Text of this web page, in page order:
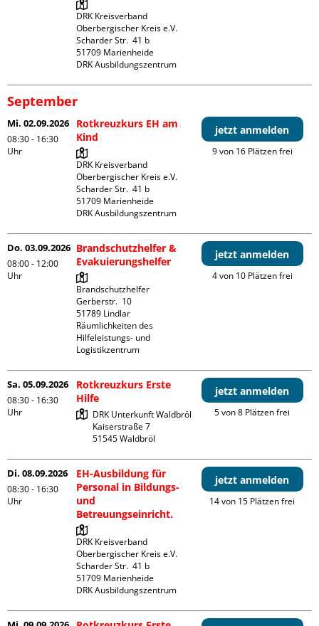
DRK Kreisverband
Oberbergischer Kreis e.V.
Scharder Str.  41 b
51709 Marienheide
DRK Ausbildungszentrum
September
Mi. 02.09.2026
08:30 - 16:30
Uhr
Rotkreuzkurs EH am
Kind
DRK Kreisverband
Oberbergischer Kreis e.V.
Scharder Str.  41 b
51709 Marienheide
DRK Ausbildungszentrum
jetzt anmelden
9 von 16 Plätzen frei
Do. 03.09.2026
08:00 - 12:00
Uhr
Brandschutzhelfer &
Evakuierungshelfer
Brandschutzhelfer
Gerberstr.  10
51789 Lindlar
Räumlichkeiten des
Hilfeleistungs- und
Logistikzentrum
jetzt anmelden
4 von 10 Plätzen frei
Sa. 05.09.2026
08:30 - 16:30
Uhr
Rotkreuzkurs Erste
Hilfe
DRK Unterkunft Waldbröl
Kaiserstraße 7
jetzt anmelden
5 von 8 Plätzen frei
Di. 08.09.2026
08:30 - 16:30
Uhr
EH-Ausbildung für
Personal in Bildungs-
und
Betreuungseinricht.
DRK Kreisverband
Oberbergischer Kreis e.V.
Scharder Str.  41 b
51709 Marienheide
DRK Ausbildungszentrum
jetzt anmelden
14 von 15 Plätzen frei